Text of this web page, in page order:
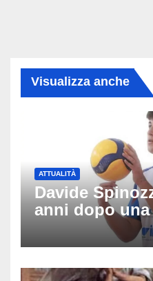
Visualizza anche
ATTUALITÀ
Davide
anni dopo
amici: il
schianto